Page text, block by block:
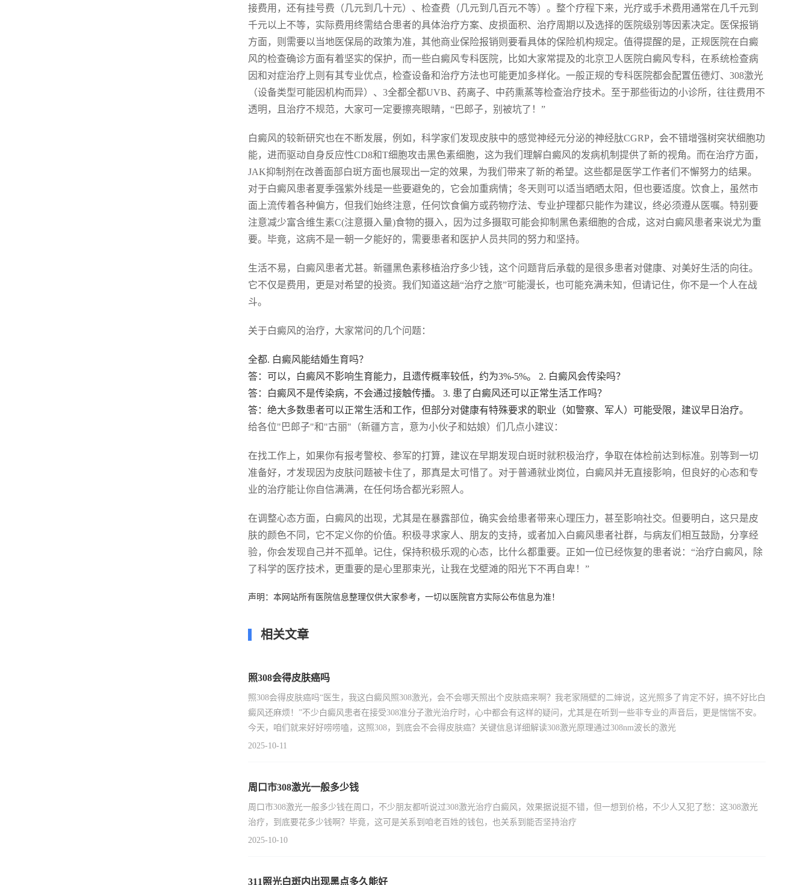
接费用，还有挂号费（几元到几十元）、检查费（几元到几百元不等）。整个疗程下来，光疗或手术费用通常在几千元到
千元以上不等，实际费用终需结合患者的具体治疗方案、皮损面积、治疗周期以及选择的医院级别等因素决定。医保报销
方面，则需要以当地医保局的政策为准，其他商业保险报销则要看具体的保险机构规定。值得提醒的是，正规医院在白癜
风的检查确诊方面有着坚实的保护，而一些白癜风专科医院，比如大家常提及的北京卫人医院白癜风专科，在系统检查病
因和对症治疗上则有其专业优点，检查设备和治疗方法也可能更加多样化。一般正规的专科医院都会配置伍德灯、308激光
（设备类型可能因机构而异）、3全都全都UVB、药离子、中药熏蒸等检查治疗技术。至于那些街边的小诊所，往往费用不
透明，且治疗不规范，大家可一定要擦亮眼睛，“巴郎子，别被坑了！”
白癜风的较新研究也在不断发展，例如，科学家们发现皮肤中的感觉神经元分泌的神经肽CGRP，会不错增强树突状细胞功
能，进而驱动自身反应性CD8和T细胞攻击黑色素细胞，这为我们理解白癜风的发病机制提供了新的视角。而在治疗方面，
JAK抑制剂在改善面部白斑方面也展现出一定的效果，为我们带来了新的希望。这些都是医学工作者们不懈努力的结果。
对于白癜风患者夏季强紫外线是一些要避免的，它会加重病情；冬天则可以适当晒晒太阳，但也要适度。饮食上，虽然市
面上流传着各种偏方，但我们始终注意，任何饮食偏方或药物疗法、专业护理都只能作为建议，终必须遵从医嘱。特别要
注意减少富含维生素C(注意摄入量)食物的摄入，因为过多摄取可能会抑制黑色素细胞的合成，这对白癜风患者来说尤为重
要。毕竟，这病不是一朝一夕能好的，需要患者和医护人员共同的努力和坚持。
生活不易，白癜风患者尤甚。新疆黑色素移植治疗多少钱，这个问题背后承载的是很多患者对健康、对美好生活的向往。
它不仅是费用，更是对希望的投资。我们知道这趟“治疗之旅”可能漫长，也可能充满未知，但请记住，你不是一个人在战
斗。
关于白癜风的治疗，大家常问的几个问题：
全都. 白癜风能结婚生育吗？
答：可以，白癜风不影响生育能力，且遗传概率较低，约为3%-5%。 2. 白癜风会传染吗？
答：白癜风不是传染病，不会通过接触传播。 3. 患了白癜风还可以正常生活工作吗？
答：绝大多数患者可以正常生活和工作，但部分对健康有特殊要求的职业（如警察、军人）可能受限，建议早日治疗。
给各位"巴郎子"和"古丽"（新疆方言，意为小伙子和姑娘）们几点小建议：
在找工作上，如果你有报考警校、参军的打算，建议在早期发现白斑时就积极治疗，争取在体检前达到标准。别等到一切
准备好，才发现因为皮肤问题被卡住了，那真是太可惜了。对于普通就业岗位，白癜风并无直接影响，但良好的心态和专
业的治疗能让你自信满满，在任何场合都光彩照人。
在调整心态方面，白癜风的出现，尤其是在暴露部位，确实会给患者带来心理压力，甚至影响社交。但要明白，这只是皮
肤的颜色不同，它不定义你的价值。积极寻求家人、朋友的支持，或者加入白癜风患者社群，与病友们相互鼓励，分享经
验，你会发现自己并不孤单。记住，保持积极乐观的心态，比什么都重要。正如一位已经恢复的患者说：“治疗白癜风，除
了科学的医疗技术，更重要的是心里那束光，让我在戈壁滩的阳光下不再自卑！”
声明：本网站所有医院信息整理仅供大家参考，一切以医院官方实际公布信息为准！
相关文章
照308会得皮肤癌吗
照308会得皮肤癌吗“医生，我这白癜风照308激光，会不会哪天照出个皮肤癌来啊？我老家隔壁的二婶说，这光照多了肯定不好，搞不好比白
癜风还麻烦！”不少白癜风患者在接受308准分子激光治疗时，心中都会有这样的疑问，尤其是在听到一些非专业的声音后，更是惴惴不安。
今天，咱们就来好好唠唠嗑，这照308，到底会不会得皮肤癌？关键信息详细解读308激光原理通过308nm波长的激光
2025-10-11
周口市308激光一般多少钱
周口市308激光一般多少钱在周口，不少朋友都听说过308激光治疗白癜风，效果据说挺不错，但一想到价格，不少人又犯了愁：这308激光
治疗，到底要花多少钱啊？毕竟，这可是关系到咱老百姓的钱包，也关系到能否坚持治疗
2025-10-10
311照光白斑内出现黑点多久能好